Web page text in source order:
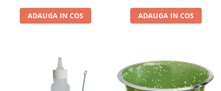
ADAUGA IN COS ADAUGA IN COS